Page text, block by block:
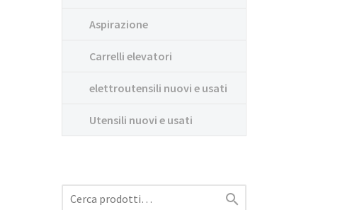
Aspirazione
Carrelli elevatori
elettroutensili nuovi e usati
Utensili nuovi e usati
